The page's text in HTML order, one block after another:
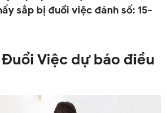
sắp bị đuổi việc đánh số: 15-
Việc dự báo điều